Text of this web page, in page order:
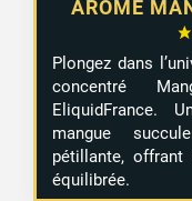
ARÔME
Plongez dans
concentré
EliquidFrance.
mangue
pétillante, offrant
équilibrée.